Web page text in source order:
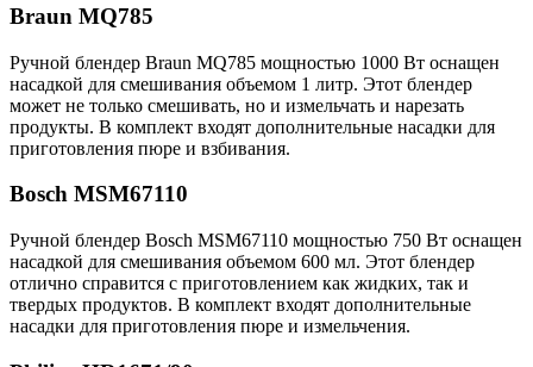
Braun MQ785
Ручной блендер Braun MQ785 мощностью 1000 Вт оснащен
насадкой для смешивания объемом 1 литр. Этот блендер
может не только смешивать, но и измельчать и нарезать
продукты. В комплект входят дополнительные насадки для
приготовления пюре и взбивания.
Bosch MSM67110
Ручной блендер Bosch MSM67110 мощностью 750 Вт оснащен
насадкой для смешивания объемом 600 мл. Этот блендер
отлично справится с приготовлением как жидких, так и
твердых продуктов. В комплект входят дополнительные
насадки для приготовления пюре и измельчения.